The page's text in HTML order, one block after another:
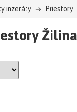
inzeráty Priestory
Žilina